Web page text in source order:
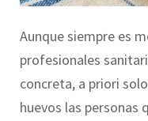
Aunque siempre es
profesionales
concreta, a priori
huevos las personas